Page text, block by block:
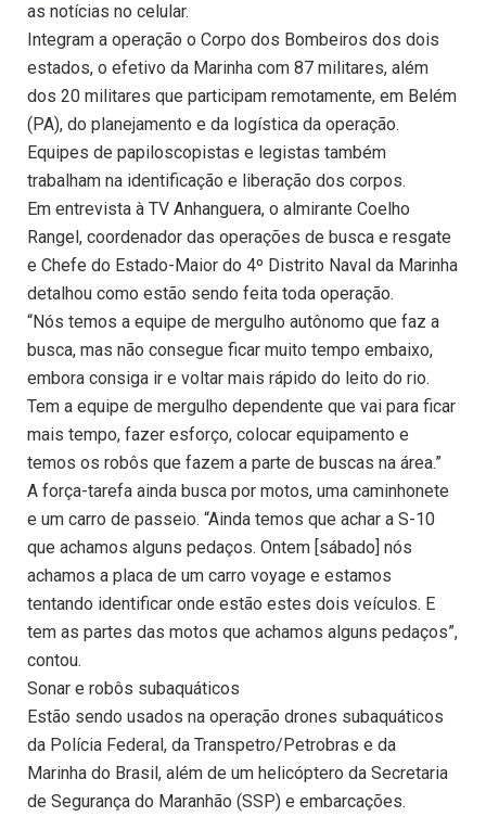
as notícias no celular.
Integram a operação o Corpo dos Bombeiros dos dois
estados, o efetivo da Marinha com 87 militares, além
dos 20 militares que participam remotamente, em Belém
(PA), do planejamento e da logística da operação.
Equipes de papiloscopistas e legistas também
trabalham na identificação e liberação dos corpos.
Em entrevista à TV Anhanguera, o almirante Coelho
Rangel, coordenador das operações de busca e resgate
e Chefe do Estado-Maior do 4º Distrito Naval da Marinha
detalhou como estão sendo feita toda operação.
“Nós temos a equipe de mergulho autônomo que faz a
busca, mas não consegue ficar muito tempo embaixo,
embora consiga ir e voltar mais rápido do leito do rio.
Tem a equipe de mergulho dependente que vai para ficar
mais tempo, fazer esforço, colocar equipamento e
temos os robôs que fazem a parte de buscas na área.”
A força-tarefa ainda busca por motos, uma caminhonete
e um carro de passeio. “Ainda temos que achar a S-10
que achamos alguns pedaços. Ontem [sábado] nós
achamos a placa de um carro voyage e estamos
tentando identificar onde estão estes dois veículos. E
tem as partes das motos que achamos alguns pedaços”,
contou.
Sonar e robôs subaquáticos
Estão sendo usados na operação drones subaquáticos
da Polícia Federal, da Transpetro/Petrobras e da
Marinha do Brasil, além de um helicóptero da Secretaria
de Segurança do Maranhão (SSP) e embarcações.